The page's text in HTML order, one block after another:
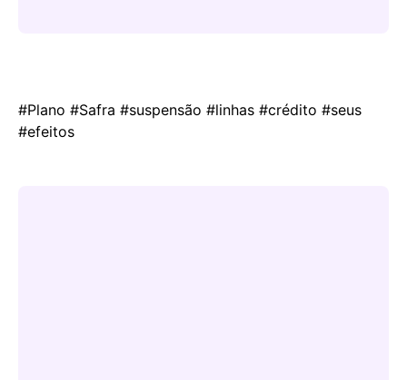
#Plano #Safra #suspensão #linhas #crédito #seus
#efeitos